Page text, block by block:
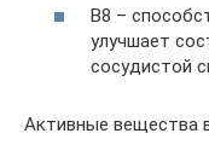
В8 –
улучшает
сосудистой
Активные вещества